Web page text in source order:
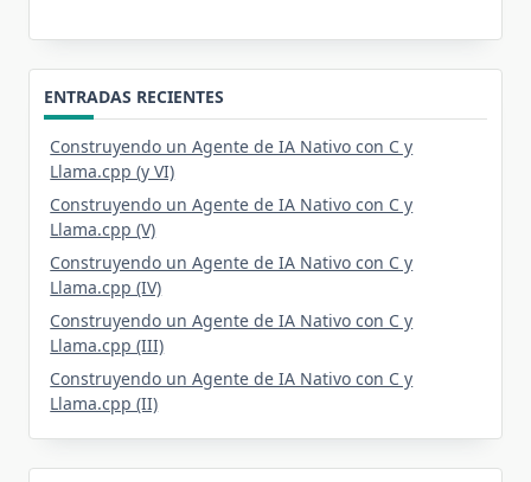
ENTRADAS RECIENTES
Construyendo un Agente de IA Nativo con C y
Llama.cpp (y VI)
Construyendo un Agente de IA Nativo con C y
Llama.cpp (V)
Construyendo un Agente de IA Nativo con C y
Llama.cpp (IV)
Construyendo un Agente de IA Nativo con C y
Llama.cpp (III)
Construyendo un Agente de IA Nativo con C y
Llama.cpp (II)